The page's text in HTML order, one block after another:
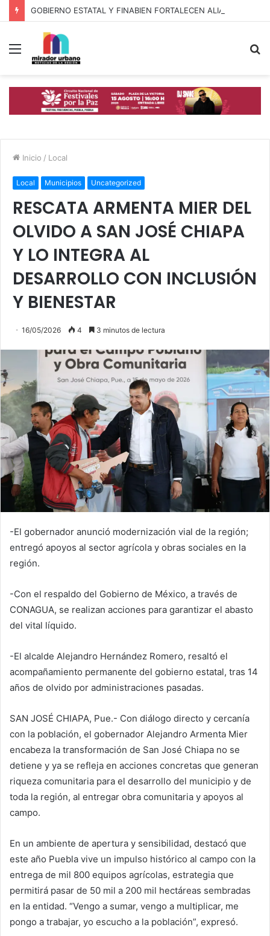
Menú
Inicio / Local
Local Municipios Uncategorized
RESCATA ARMENTA MIER DEL
OLVIDO A SAN JOSÉ CHIAPA
Y LO INTEGRA AL
DESARROLLO CON INCLUSIÓN
Y BIENESTAR
16/05/2026 4 3 minutos de lectura
-El gobernador anunció modernización vial de la región;
entregó apoyos al sector agrícola y obras sociales en la
región.
-Con el respaldo del Gobierno de México, a través de
CONAGUA, se realizan acciones para garantizar el abasto
del vital líquido.
-El alcalde Alejandro Hernández Romero, resaltó el
acompañamiento permanente del gobierno estatal, tras 14
años de olvido por administraciones pasadas.
SAN JOSÉ CHIAPA, Pue.- Con diálogo directo y cercanía
con la población, el gobernador Alejandro Armenta Mier
encabeza la transformación de San José Chiapa no se
detiene y ya se refleja en acciones concretas que generan
riqueza comunitaria para el desarrollo del municipio y de
toda la región, al entregar obra comunitaria y apoyos al
campo.
En un ambiente de apertura y sensibilidad, destacó que
este año Puebla vive un impulso histórico al campo con la
entrega de mil 800 equipos agrícolas, estrategia que
permitirá pasar de 50 mil a 200 mil hectáreas sembradas
en la entidad. “Vengo a sumar, vengo a multiplicar, me
pongo a trabajar, yo escucho a la población”, expresó.